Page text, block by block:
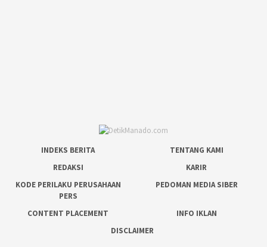
INDEKS BERITA
TENTANG KAMI
REDAKSI
KARIR
KODE PERILAKU PERUSAHAAN
PERS
PEDOMAN MEDIA SIBER
CONTENT PLACEMENT
INFO IKLAN
DISCLAIMER